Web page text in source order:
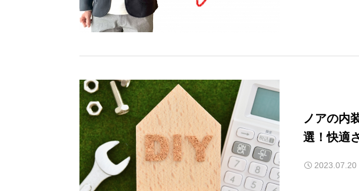
ノアの内
選！快適
2023.07.20